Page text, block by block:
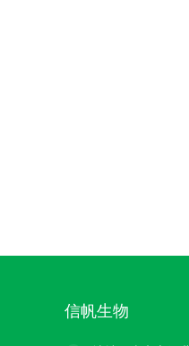
信帆生物